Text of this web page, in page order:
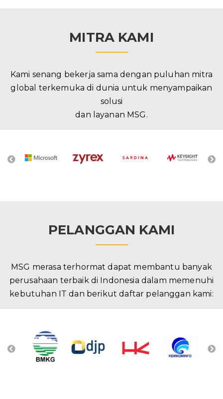
MITRA KAMI
Kami senang bekerja sama dengan puluhan mitra
global terkemuka di dunia untuk menyampaikan
solusi
dan layanan MSG.
PELANGGAN KAMI
MSG merasa terhormat dapat membantu banyak
perusahaan terbaik di Indonesia dalam memenuhi
kebutuhan IT dan berikut daftar pelanggan kami: